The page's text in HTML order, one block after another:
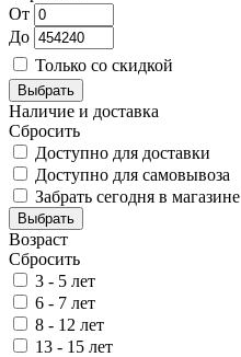
От
До
Только со скидкой
Выбрать
Наличие и доставка
Сбросить
Доступно для доставки
Доступно для самовывоза
Забрать сегодня в магазине
Выбрать
Возраст
Сбросить
3 - 5 лет
6 - 7 лет
8 - 12 лет
13 - 15 лет